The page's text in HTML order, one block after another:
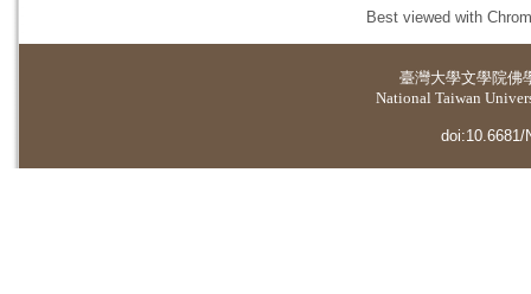
Best viewed with
臺灣大學文學院佛
National Taiwan
doi:10.6681/